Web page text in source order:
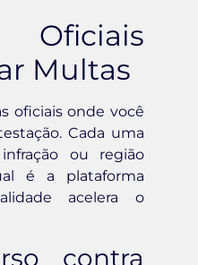
Oficiais
Multas
oficiais onde você
Cada uma
ou região
é a plataforma
acelera o
contra